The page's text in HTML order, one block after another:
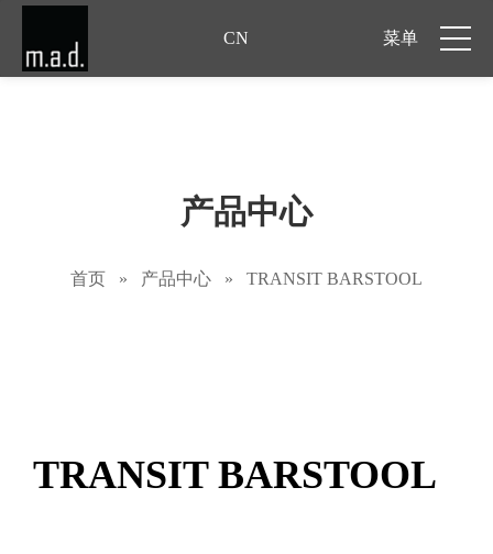
CN 菜单
产品中心
首页 » 产品中心 » TRANSIT BARSTOOL
TRANSIT BARSTOOL